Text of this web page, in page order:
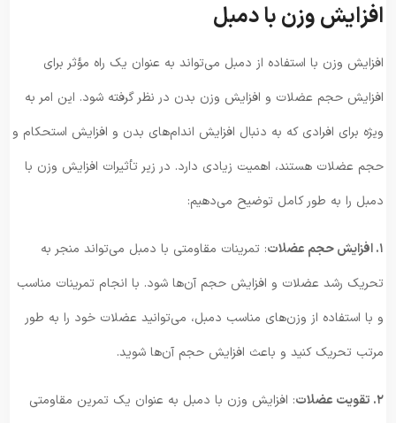
افزایش وزن با دمبل
افزایش وزن با استفاده از دمبل می‌تواند به عنوان یک راه مؤثر برای
افزایش حجم عضلات و افزایش وزن بدن در نظر گرفته شود. این امر به
ویژه برای افرادی که به دنبال افزایش اندام‌های بدن و افزایش استحکام و
حجم عضلات هستند، اهمیت زیادی دارد. در زیر تأثیرات افزایش وزن با
دمبل را به طور کامل توضیح می‌دهیم:
۱. افزایش حجم عضلات
: تمرینات مقاومتی با دمبل می‌تواند منجر به
تحریک رشد عضلات و افزایش حجم آن‌ها شود. با انجام تمرینات مناسب
و با استفاده از وزن‌های مناسب دمبل، می‌توانید عضلات خود را به طور
مرتب تحریک کنید و باعث افزایش حجم آن‌ها شوید.
۲. تقویت عضلات
: افزایش وزن با دمبل به عنوان یک تمرین مقاومتی